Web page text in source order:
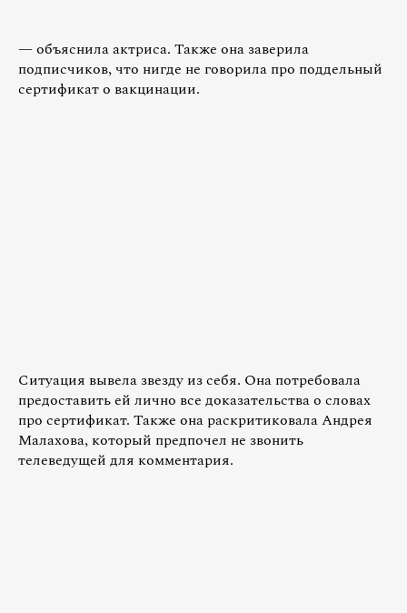
— объяснила актриса. Также она заверила
подписчиков, что нигде не говорила про поддельный
сертификат о вакцинации.
Ситуация вывела звезду из себя. Она потребовала
предоставить ей лично все доказательства о словах
про сертификат. Также она раскритиковала Андрея
Малахова, который предпочел не звонить
телеведущей для комментария.